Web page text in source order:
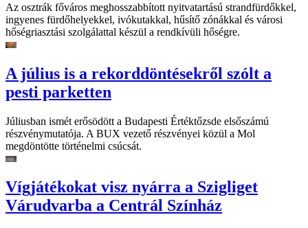
Az osztrák főváros meghosszabbított nyitvatartású strandfürdőkkel,
ingyenes fürdőhelyekkel, ivókutakkal, hűsítő zónákkal és városi
hőségriasztási szolgálattal készül a rendkívüli hőségre.
A július is a rekorddöntésekről szólt a
pesti parketten
Júliusban ismét erősödött a Budapesti Értéktőzsde elsőszámú
részvénymutatója. A BUX vezető részvényei közül a Mol
megdöntötte történelmi csúcsát.
Vígjátékokat visz nyárra a Szigliget
Várudvarba a Centrál Színház